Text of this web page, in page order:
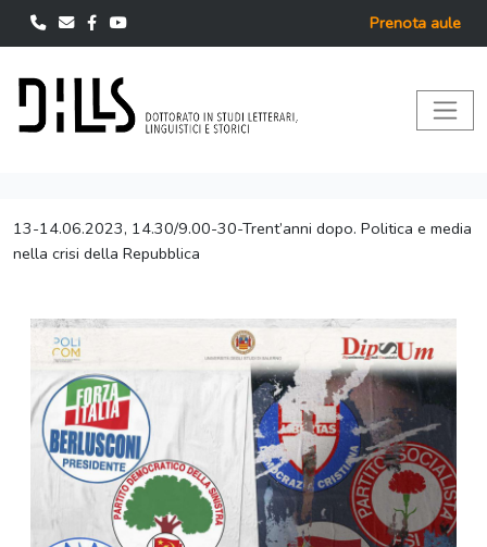
Prenota aule
13-14.06.2023, 14.30/9.00-30-Trent’anni dopo. Politica e media
nella crisi della Repubblica